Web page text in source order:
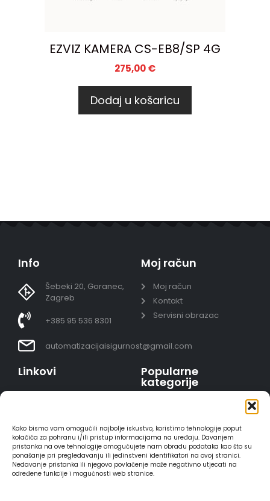
Kako bismo vam omogućili najbolje iskustvo, koristimo tehnologije poput
kolačića za pohranu i/ili pristup informacijama na uređaju. Davanjem
pristanka na ove tehnologije omogućujete nam obradu podataka kao što su
ponašanje pri pregledavanju ili jedinstveni identifikatori na ovoj stranici.
Nedavanje pristanka ili njegovo povlačenje može negativno utjecati na
određene funkcije i mogućnosti web stranice.
EZVIZ KAMERA CS-EB8/SP 4G
275,00€
Dodaj u košaricu
Info
Šebeki 20, Goranec,
Zagreb
+385 95 536 8301
automatizacijaisigurnost@gmail.com
Moj račun
Moj račun
Kontakt
Servisni obrazac
Linkovi
Sigurno plaćanje
karticama
Dostava
Načini plaćanja
Raskid ugovora
Popularne
kategorije
Video nadzor - kompleti
AJAX alarmi
HIKVISION portafoni
REOLINK kamere
DVC portafoni